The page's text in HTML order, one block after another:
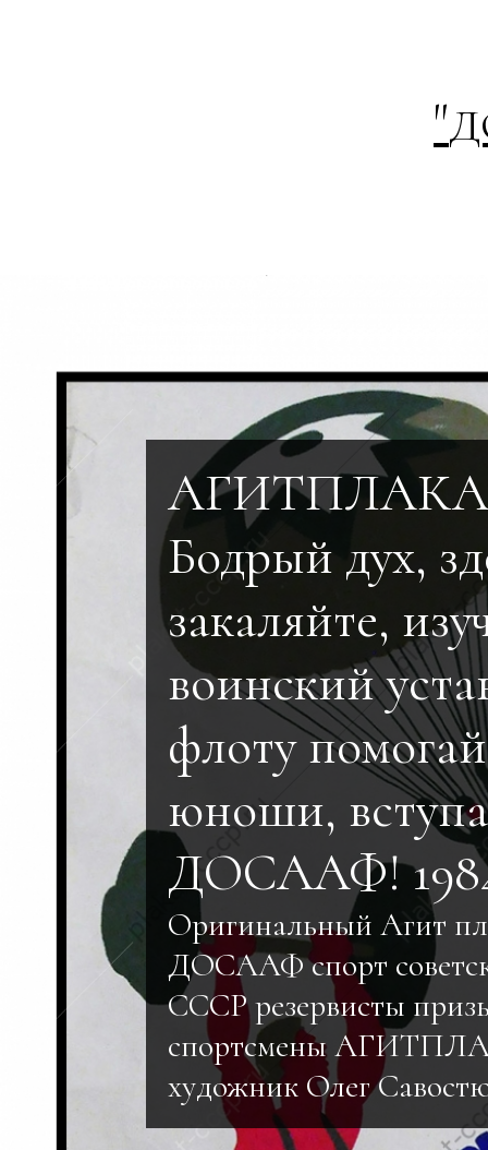
"
Бодрый дух,
закаляйте,
воинский
флоту
юноши,
ДОСААФ!
Оригинальный Агит
ДОСААФ спорт
СССР резервисты
спортсмены
художник Олег